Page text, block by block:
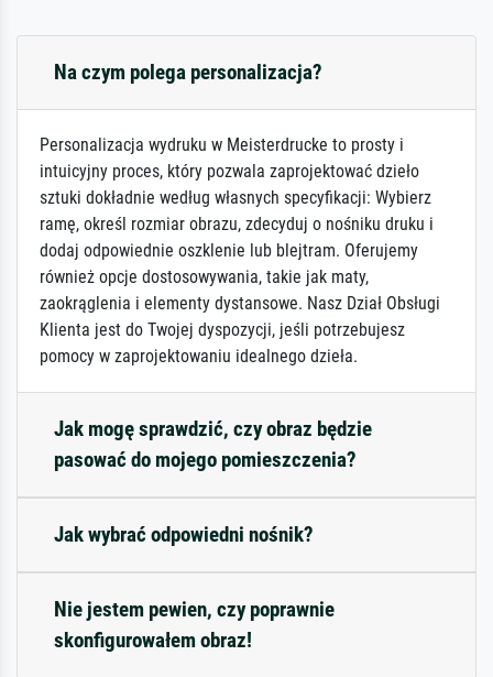
Na czym polega personalizacja?
Personalizacja wydruku w Meisterdrucke to prosty i
intuicyjny proces, który pozwala zaprojektować dzieło
sztuki dokładnie według własnych specyfikacji: Wybierz
ramę, określ rozmiar obrazu, zdecyduj o nośniku druku i
dodaj odpowiednie oszklenie lub blejtram. Oferujemy
również opcje dostosowywania, takie jak maty,
zaokrąglenia i elementy dystansowe. Nasz Dział Obsługi
Klienta jest do Twojej dyspozycji, jeśli potrzebujesz
pomocy w zaprojektowaniu idealnego dzieła.
Jak mogę sprawdzić, czy obraz będzie
pasować do mojego pomieszczenia?
Jak wybrać odpowiedni nośnik?
Nie jestem pewien, czy poprawnie
skonfigurowałem obraz!